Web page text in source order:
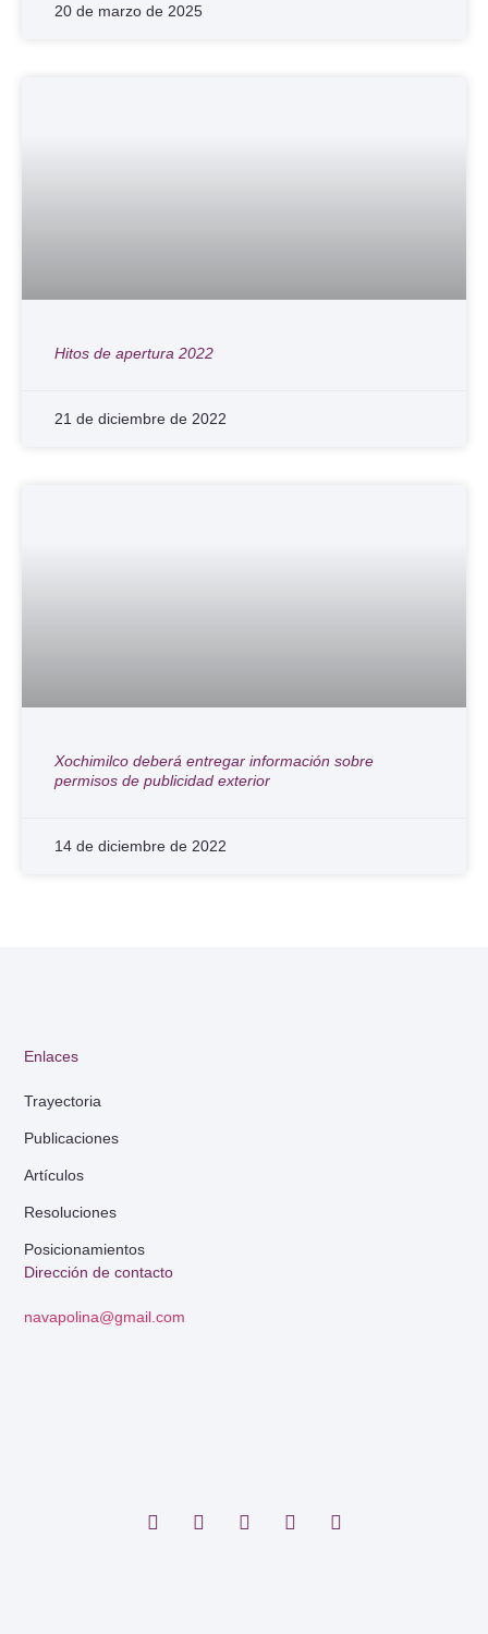
20 de marzo de 2025
Hitos de apertura 2022
21 de diciembre de 2022
Xochimilco deberá entregar información sobre
permisos de publicidad exterior
14 de diciembre de 2022
Dirección de contacto
navapolina@gmail.com
Enlaces
Trayectoria
Publicaciones
Artículos
Resoluciones
Posicionamientos